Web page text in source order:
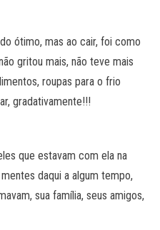
ótimo, mas ao cair, foi como
gritou mais, não teve mais
roupas para o frio
gradativamente!!!
que estavam com ela na
daqui a algum tempo,
sua família, seus amigos,